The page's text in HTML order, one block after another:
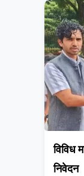
विविध
निवेदन